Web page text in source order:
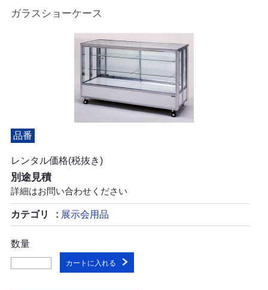
ガラスショーケース
品番
レンタル価格(税抜き)
別途見積
詳細はお問い合わせください
カテゴリ 展示会用品
数量
カートに入れる